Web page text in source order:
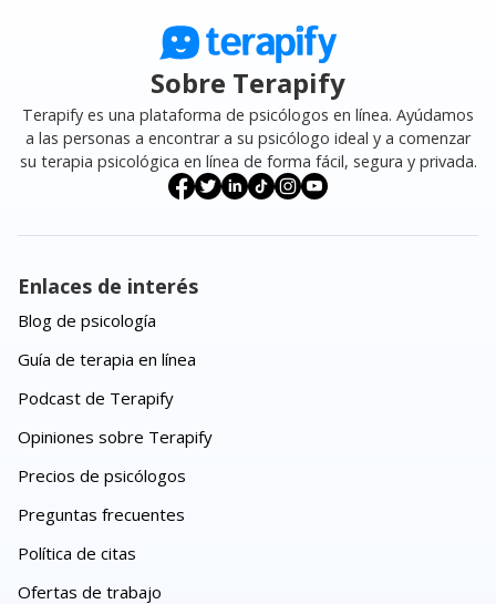
Sobre Terapify
Terapify es una plataforma de psicólogos en línea. Ayúdamos
a las personas a encontrar a su psicólogo ideal y a comenzar
su terapia psicológica en línea de forma fácil, segura y privada.
Enlaces de interés
Blog de psicología
Guía de terapia en línea
Podcast de Terapify
Opiniones sobre Terapify
Precios de psicólogos
Preguntas frecuentes
Política de citas
Ofertas de trabajo